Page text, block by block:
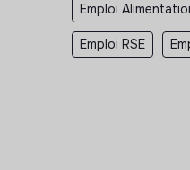
Emploi
Emploi RSE